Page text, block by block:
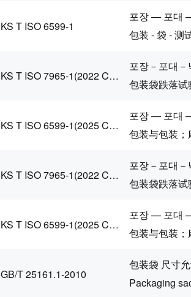
KS T ISO 6599-1
포장 — 포대
包装 - 袋 - 测
KS T ISO 7965-1(2022 Confirm)
포장－포대
包装袋跌落
KS T ISO 6599-1(2025 Confirm)
포장 — 포대
包装与包装
KS T ISO 7965-1(2022 Confirm)
포장－포대
包装袋跌落
KS T ISO 6599-1(2025 Confirm)
포장 — 포대
包装与包装
GB/T 25161.1-2010
包装袋 尺寸
Packaging